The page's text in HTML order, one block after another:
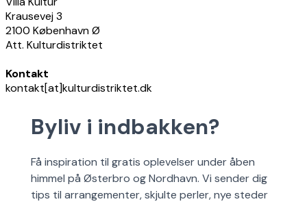
Krausevej 3
2100 København Ø
Att. Kulturdistriktet
Kontakt
kontakt[at]kulturdistriktet.dk
Byliv i indbakken?
Få inspiration til gratis oplevelser under åben
himmel på Østerbro og Nordhavn. Vi sender dig
tips til arrangementer, skjulte perler, nye steder